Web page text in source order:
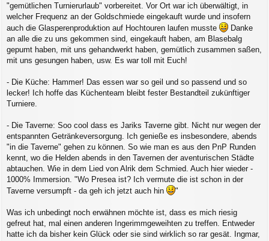
"gemütlichen Turnierurlaub" vorbereitet. Vor Ort war ich überwältigt, in
welcher Frequenz an der Goldschmiede eingekauft wurde und insofern
auch die Glasperenproduktion auf Hochtouren laufen musste
Danke
an alle die zu uns gekommen sind, eingekauft haben, am Blasebalg
gepumt haben, mit uns gehandwerkt haben, gemütlich zusammen saßen,
mit uns gesungen haben, usw. Es war toll mit Euch!
- Die Küche: Hammer! Das essen war so geil und so passend und so
lecker! Ich hoffe das Küchenteam bleibt fester Bestandteil zukünftiger
Turniere.
- Die Taverne: Soo cool dass es Jariks Taverne gibt. Nicht nur wegen der
entspannten Getränkeversorgung. Ich genieße es insbesondere, abends
"in die Taverne" gehen zu können. So wie man es aus den PnP Runden
kennt, wo die Helden abends in den Tavernen der aventurischen Städte
abtauchen. Wie in dem Lied von Alrik dem Schmied. Auch hier wieder -
1000% Immersion. "Wo Presea ist? Ich vermute die ist schon in der
Taverne versumpft - da geh ich jetzt auch hin
"
Was ich unbedingt noch erwähnen möchte ist, dass es mich riesig
gefreut hat, mal einen anderen Ingerimmgeweihten zu treffen. Entweder
hatte ich da bisher kein Glück oder sie sind wirklich so rar gesät. Ingmar,